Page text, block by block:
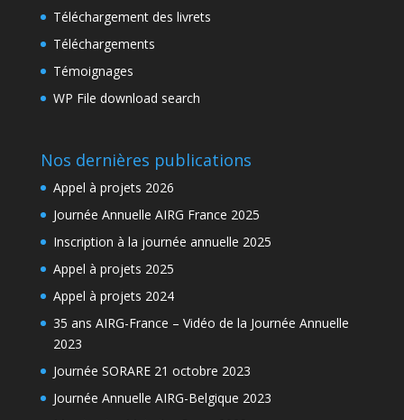
Téléchargement des livrets
Téléchargements
Témoignages
WP File download search
Nos dernières publications
Appel à projets 2026
Journée Annuelle AIRG France 2025
Inscription à la journée annuelle 2025
Appel à projets 2025
Appel à projets 2024
35 ans AIRG-France – Vidéo de la Journée Annuelle
2023
Journée SORARE 21 octobre 2023
Journée Annuelle AIRG-Belgique 2023